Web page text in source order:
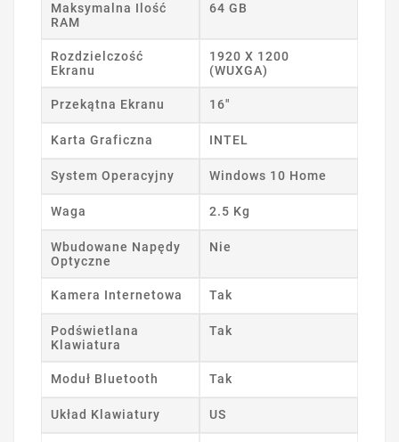
Maksymalna Ilość
RAM
64 GB
Rozdzielczość
Ekranu
1920 X 1200
(WUXGA)
Przekątna Ekranu 16"
Karta Graficzna INTEL
System Operacyjny Windows 10 Home
Waga 2.5 Kg
Wbudowane Napędy
Optyczne
Nie
Kamera Internetowa Tak
Podświetlana
Klawiatura
Tak
Moduł Bluetooth Tak
Układ Klawiatury US